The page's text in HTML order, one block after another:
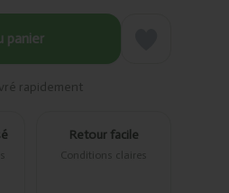
panier
rapidement
Retour facile
Conditions claires